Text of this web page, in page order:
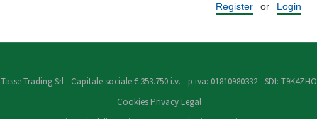
Register or Login
Tasse Trading Srl - Capitale sociale € 353.750 i.v. - p.iva: 01810980332 - SDI: T9K4ZHO
Cookies Privacy Legal